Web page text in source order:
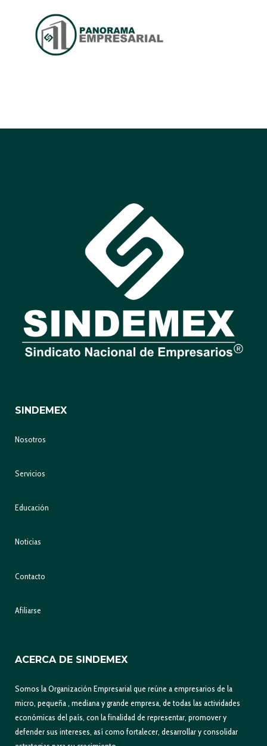
SINDEMEX
Nosotros
Servicios
Educación
Noticias
Contacto
Afiliarse
ACERCA DE SINDEMEX
Somos la Organización Empresarial que reúne a empresarios de la
micro, pequeña , mediana y grande empresa, de todas las actividades
económicas del país, con la finalidad de representar, promover y
defender sus intereses, así como fortalecer, desarrollar y consolidar